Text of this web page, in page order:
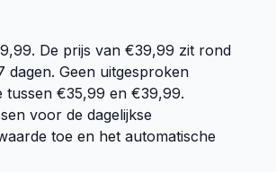
De prijs van €39,99 zit rond
dagen. Geen uitgesproken
tussen €35,99 en €39,99.
voor de dagelijkse
toe en het automatische